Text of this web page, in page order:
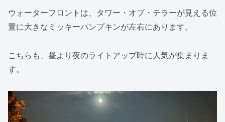
ウォーターフロントは、タワー・オブ・テラーが見える位
置に大きなミッキーパンプキンが左右にあります。
こちらも、昼より夜のライトアップ時に人気が集まりま
す。